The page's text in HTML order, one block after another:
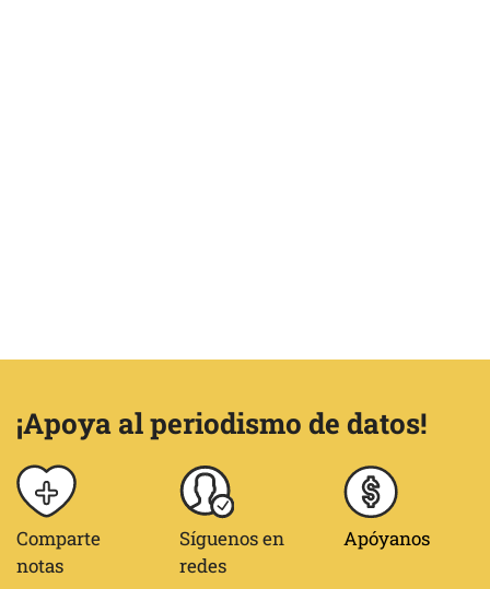
¡Apoya al periodismo de datos!
Comparte
notas
Síguenos en
redes
Apóyanos